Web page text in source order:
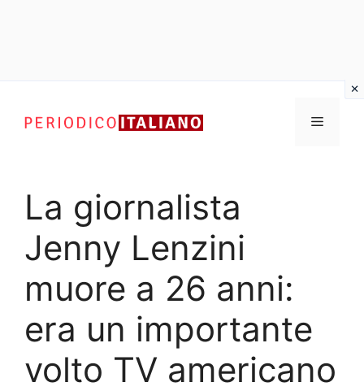
contenuto
Menu
La giornalista
Jenny Lenzini
muore a 26 anni:
era un importante
volto TV americano